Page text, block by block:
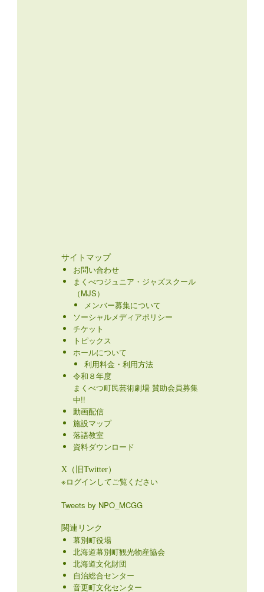
サイトマップ
お問い合わせ
まくべつジュニア・ジャズスクール
（MJS）
メンバー募集について
ソーシャルメディアポリシー
チケット
トピックス
ホールについて
利用料金・利用方法
令和８年度
まくべつ町民芸術劇場 賛助会員募集
中!!
動画配信
施設マップ
落語教室
資料ダウンロード
X（旧Twitter）
※ログインしてご覧ください
Tweets by NPO_MCGG
関連リンク
幕別町役場
北海道幕別町観光物産協会
北海道文化財団
自治総合センター
音更町文化センター